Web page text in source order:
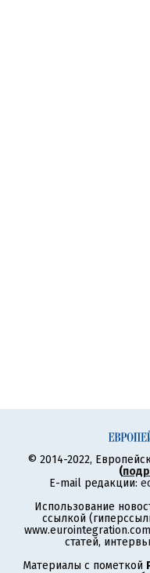
© 2014-2022,
(
E-mail редакции:
Использование
ссылкой
статей,
Материалы с пометкой